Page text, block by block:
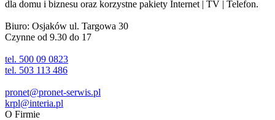
dla domu i biznesu oraz korzystne pakiety Internet | TV | Telefon.
Biuro: Osjaków ul. Targowa 30
Czynne od 9.30 do 17
tel. 500 09 0823
tel. 503 113 486
pronet@pronet-serwis.pl
krpl@interia.pl
O Firmie